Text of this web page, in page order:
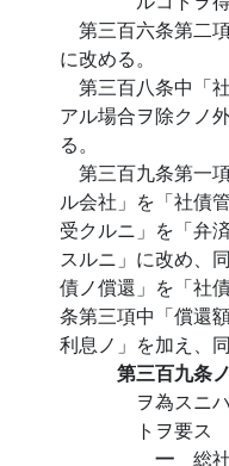
第三百六条第二
に改める。
第三百八条中「
アル場合ヲ除クノ
る。
第三百九条第一
ル会社」を「社債
受クルニ」を「弁
スルニ」に改め、
債ノ償還」を「社
条第三項中「償還
利息ノ」を加え、
第三百九条
ヲ為スニ
トヲ要ス
一 総